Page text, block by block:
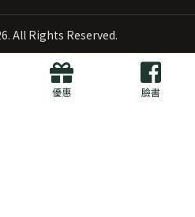
優惠 臉書
All Rights Reserved.